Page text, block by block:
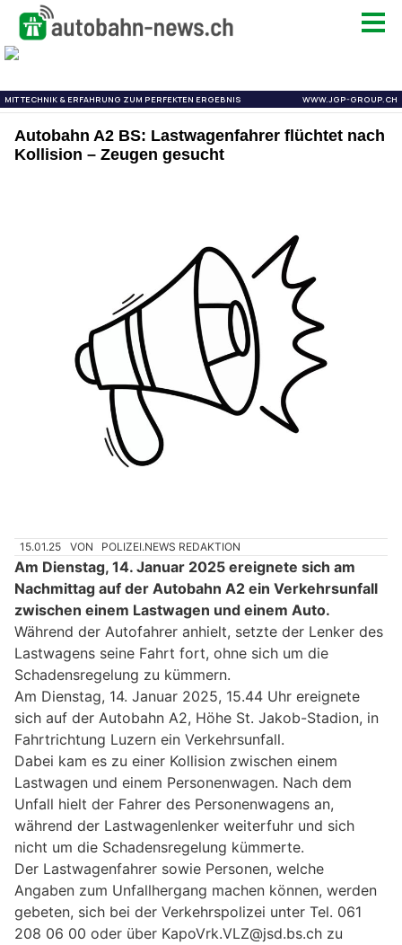
Autobahn A2 BS: Lastwagenfahrer flüchtet nach
Kollision – Zeugen gesucht
15.01.25 VON POLIZEI.NEWS REDAKTION
Am Dienstag, 14. Januar 2025 ereignete sich am
Nachmittag auf der Autobahn A2 ein Verkehrsunfall
zwischen einem Lastwagen und einem Auto.
Während der Autofahrer anhielt, setzte der Lenker des
Lastwagens seine Fahrt fort, ohne sich um die
Schadensregelung zu kümmern.
Am Dienstag, 14. Januar 2025, 15.44 Uhr ereignete
sich auf der Autobahn A2, Höhe St. Jakob-Stadion, in
Fahrtrichtung Luzern ein Verkehrsunfall.
Dabei kam es zu einer Kollision zwischen einem
Lastwagen und einem Personenwagen. Nach dem
Unfall hielt der Fahrer des Personenwagens an,
während der Lastwagenlenker weiterfuhr und sich
nicht um die Schadensregelung kümmerte.
Der Lastwagenfahrer sowie Personen, welche
Angaben zum Unfallhergang machen können, werden
gebeten, sich bei der Verkehrspolizei unter Tel. 061
208 06 00 oder über KapoVrk.VLZ@jsd.bs.ch zu